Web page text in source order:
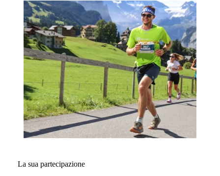
La sua partecipazione